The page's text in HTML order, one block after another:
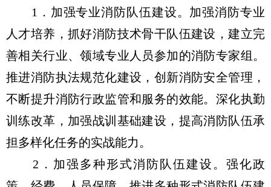
1．加强专业消防队伍建设。加强消防专业
人才培养，抓好消防技术骨干队伍建设，建立完
善相关行业、领域专业人员参加的消防专家组。
推进消防执法规范化建设，创新消防安全管理，
不断提升消防行政监管和服务的效能。深化执勤
训练改革，加强战训基础建设，提高消防队伍承
担多样化任务的实战能力。
2．加强多种形式消防队伍建设。强化政